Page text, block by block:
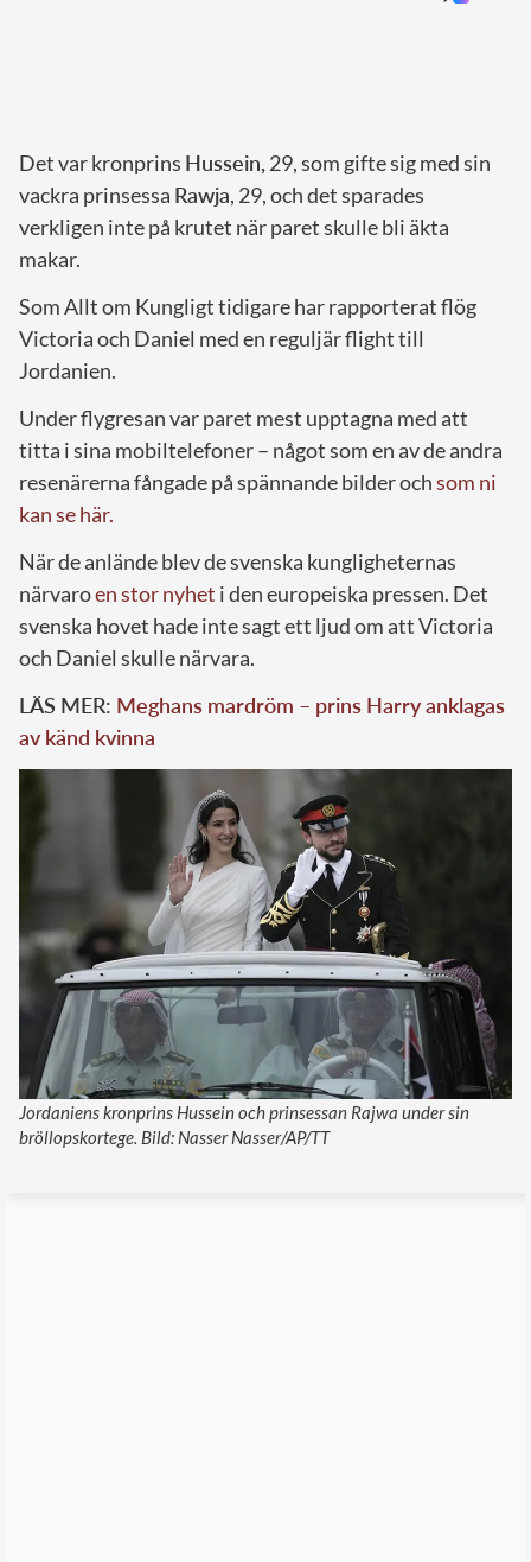
Det var kronprins Hussein, 29, som gifte sig med sin
vackra prinsessa Rawja, 29, och det sparades
verkligen inte på krutet när paret skulle bli äkta
makar.
Som Allt om Kungligt tidigare har rapporterat flög
Victoria och Daniel med en reguljär flight till
Jordanien.
Under flygresan var paret mest upptagna med att
titta i sina mobiltelefoner – något som en av de andra
resenärerna fångade på spännande bilder ochsom ni
kan se här.
När de anlände blev de svenska kungligheternas
närvaroen stor nyhet i den europeiska pressen. Det
svenska hovet hade inte sagt ett ljud om att Victoria
och Daniel skulle närvara.
LÄS MER: Meghans mardröm – prins Harry anklagas
av känd kvinna
Jordaniens kronprins Hussein och prinsessan Rajwa under sin
bröllopskortege. Bild: Nasser Nasser/AP/TT